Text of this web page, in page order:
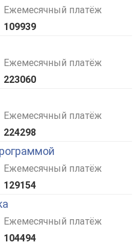
Ежемесячный платёж
109939
Ежемесячный платёж
223060
Ежемесячный платёж
224298
Ежемесячный платёж
129154
Ежемесячный платёж
104494